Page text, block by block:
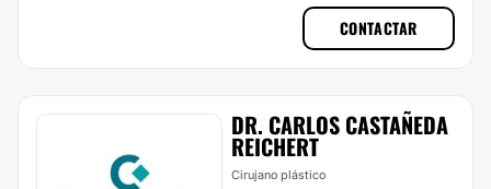
CONTACTAR
DR. CARLOS CASTAÑEDA
REICHERT
Cirujano plástico